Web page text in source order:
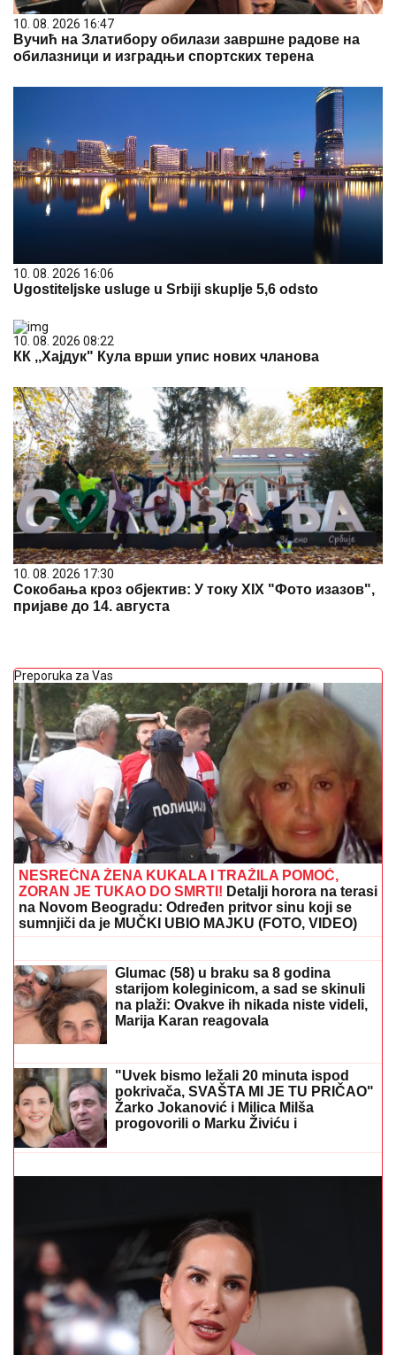
10. 08. 2026 16:47
Вучић на Златибору обилази завршне радове на
обилазници и изградњи спортских терена
10. 08. 2026 16:06
Ugostiteljske usluge u Srbiji skuplje 5,6 odsto
10. 08. 2026 08:22
КК ,,Хајдук" Кула врши упис нових чланова
10. 08. 2026 17:30
Сокобања кроз објектив: У току XIX "Фото изазов",
пријаве до 14. августа
Preporuka za Vas
NESREĆNA ŽENA KUKALA I TRAŽILA POMOĆ,
ZORAN JE TUKAO DO SMRTI! Detalji horora na terasi
na Novom Beogradu: Određen pritvor sinu koji se
sumnjiči da je MUČKI UBIO MAJKU (FOTO, VIDEO)
ZAVADILA BALKANSKO
PODZEMLJE! Boba namamila metu,
žalila se da ČUVA KRAVE, pa isparila:
Plejboj zečica postala najtraženiji
begunac (FOTO)
na plaži: Ovakve ih nikada niste videli,
Marija Karan reagovala
"Ne može da ode da poseti Noru jer Filip Car radi na
graničnom prelazu!" Asmin Durdžić ugašen u jednoj
rečenici